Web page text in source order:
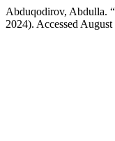
Abduqodirov, Abdulla.
2024). Accessed